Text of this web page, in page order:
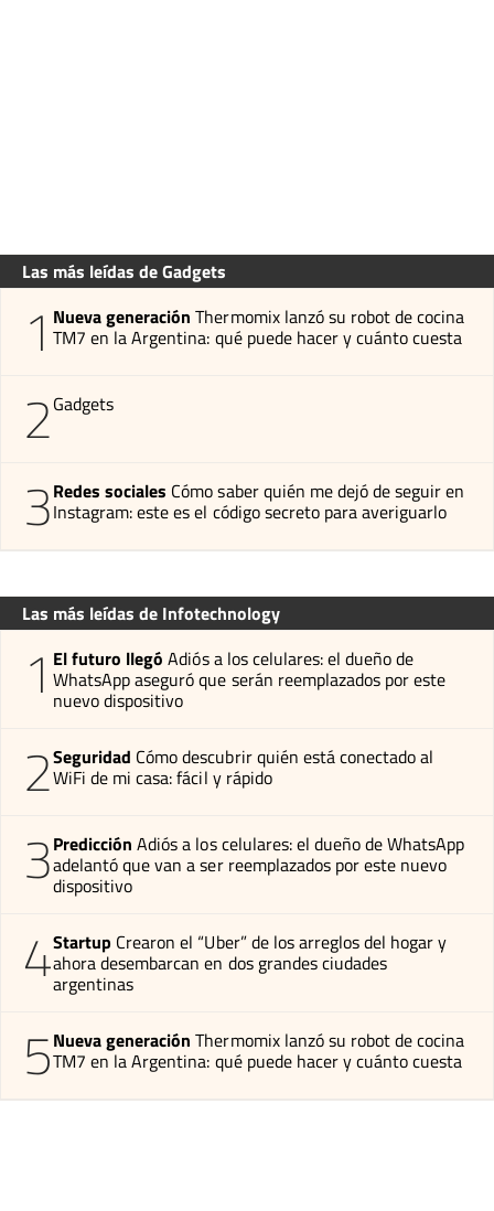
Las más leídas de Gadgets
1 Nueva generación Thermomix lanzó su robot de cocina
TM7 en la Argentina: qué puede hacer y cuánto cuesta
2Gadgets
3Redes sociales Cómo saber quién me dejó de seguir en
Instagram: este es el código secreto para averiguarlo
Las más leídas de Infotechnology
1 El futuro llegó Adiós a los celulares: el dueño de
WhatsApp aseguró que serán reemplazados por este
nuevo dispositivo
2Seguridad Cómo descubrir quién está conectado al
WiFi de mi casa: fácil y rápido
3Predicción Adiós a los celulares: el dueño de WhatsApp
adelantó que van a ser reemplazados por este nuevo
dispositivo
4Startup Crearon el “Uber” de los arreglos del hogar y
ahora desembarcan en dos grandes ciudades
argentinas
5Nueva generación Thermomix lanzó su robot de cocina
TM7 en la Argentina: qué puede hacer y cuánto cuesta